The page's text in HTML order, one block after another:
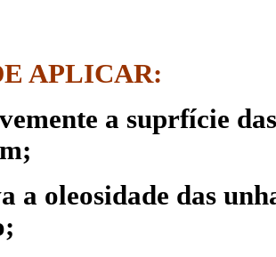
APLICAR:
a suprfície
a oleosidade das